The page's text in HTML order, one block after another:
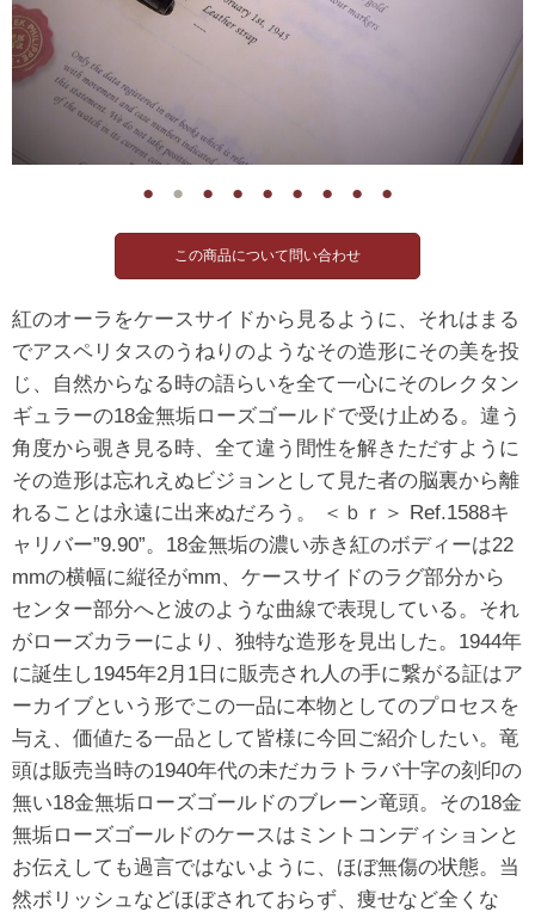
● ● ● ● ● ● ● ● ●
紅のオーラをケースサイドから見るように、それはまる
でアスペリタスのうねりのようなその造形にその美を投
じ、自然からなる時の語らいを全て一心にそのレクタン
ギュラーの18金無垢ローズゴールドで受け止める。違う
角度から覗き見る時、全て違う間性を解きただすように
その造形は忘れえぬビジョンとして見た者の脳裏から離
れることは永遠に出来ぬだろう。 ＜ｂｒ＞ Ref.1588キ
ャリバー”9.90”。18金無垢の濃い赤き紅のボディーは22
mmの横幅に縦径がmm、ケースサイドのラグ部分から
センター部分へと波のような曲線で表現している。それ
がローズカラーにより、独特な造形を見出した。1944年
に誕生し1945年2月1日に販売され人の手に繋がる証はア
ーカイブという形でこの一品に本物としてのプロセスを
与え、価値たる一品として皆様に今回ご紹介したい。竜
頭は販売当時の1940年代の未だカラトラバ十字の刻印の
無い18金無垢ローズゴールドのブレーン竜頭。その18金
無垢ローズゴールドのケースはミントコンディションと
お伝えしても過言ではないように、ほぼ無傷の状態。当
然ボリッシュなどほぼされておらず、痩せなど全くな